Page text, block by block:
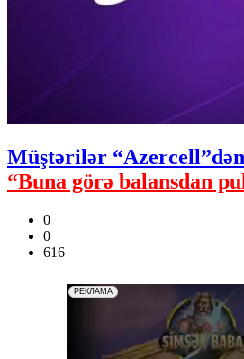
Müştərilər “Azercell”dən
“Buna görə balansdan
0
0
616